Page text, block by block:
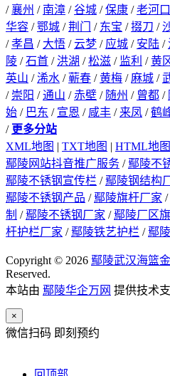
/襄州 / 南漳 /谷城 /保康 /老河口
华容 /鄂城 /荆门 / 东宝 /掇刀 /
/孝昌 / 大悟 /云梦 / 应城 / 安陆 /
陵 /石首 / 洪湖 /松滋 / 监利 /黄
英山 /浠水 /蕲春 /黄梅 / 麻城 /
/ 崇阳 /通山 /赤壁 / 随州 / 曾都 /
始 / 巴东 / 宣恩 / 咸丰 / 来凤 /鹤
/ 更多分站
XML地图 | TXT地图 | HTML地图
鄢陵网站抖音推广服务 /鄢陵不
鄢陵不锈钢宣传栏 /鄢陵钢结构
鄢陵不锈钢产品 /鄢陵旗杆厂家 /
制 /鄢陵不锈钢厂家 /鄢陵厂区
杆护栏厂家 /鄢陵铁艺护栏 /鄢
Copyright © 2026 鄢陵武汉海篮
Reserved.
本站由 鄢陵华企万网 提供技术
×
微信扫码 即刻预约